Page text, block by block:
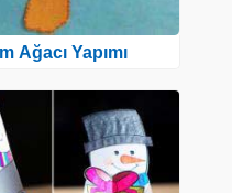
Ağacı Yapımı